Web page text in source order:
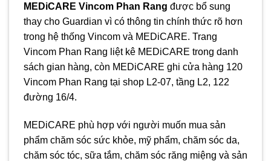
MEDiCARE Vincom Phan Rang được bổ sung
thay cho Guardian vì có thông tin chính thức rõ hơn
trong hệ thống Vincom và MEDiCARE. Trang
Vincom Phan Rang liệt kê MEDiCARE trong danh
sách gian hàng, còn MEDiCARE ghi cửa hàng 120
Vincom Phan Rang tại shop L2-07, tầng L2, 122
đường 16/4.
MEDiCARE phù hợp với người muốn mua sản
phẩm chăm sóc sức khỏe, mỹ phẩm, chăm sóc da,
chăm sóc tóc, sữa tắm, chăm sóc răng miệng và sản